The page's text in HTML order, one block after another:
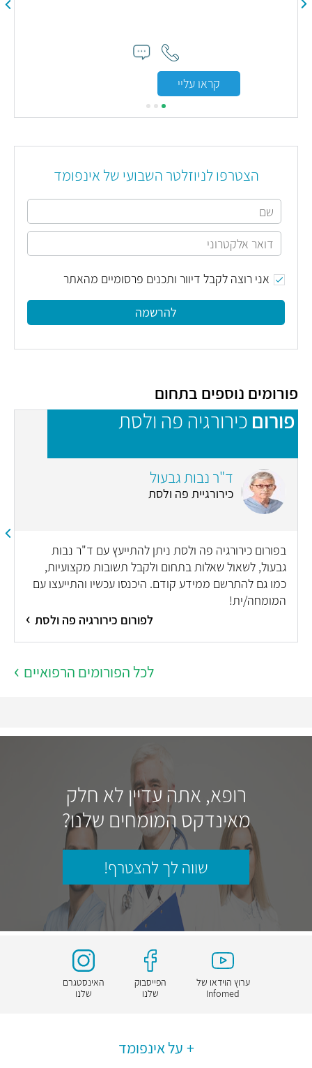
הצטרפו לניוזלטר השבועי של אינפומד
אני רוצה לקבל דיוור ותכנים פרסומיים מהאתר
להרשמה
פורומים נוספים בתחום
פורום כירורגיה פה ולסת
ד"ר נבות גבעול
כירורגיית פה ולסת
בפורום כירורגיה פה ולסת ניתן להתייעץ עם ד"ר נבות
גבעול, לשאול שאלות בתחום ולקבל תשובות מקצועיות,
כמו גם להתרשם ממידע קודם. היכנסו עכשיו והתייעצו עם
המומחה/ית!
לפורום כירורגיה פה ולסת
לכל הפורומים הרפואיים
רופא, אתה עדיין לא חלק
מאינדקס המומחים שלנו?
שווה לך להצטרף!
ערוץ הוידאו של
Infomed
הפייסבוק
שלנו
האינסטגרם
שלנו
על אינפומד